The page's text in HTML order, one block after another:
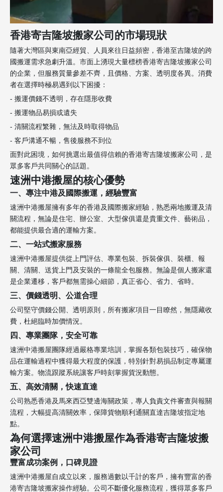
香港寄吉隆坡搬家公司的市場現狀
隨著大灣區與東南亞經貿、人員來往日益頻密，香港至吉隆坡的跨
國搬運需求急劇升溫。市面上湧現大量標榜香港寄吉隆坡搬家公司
的企業，但服務質量參差不齊，且價格、方案、透明度各異。消費
者在選擇時極易遇到以下困擾：
- 搬運價錢不透明，存在隱形收費
- 搬運物品易損或遺失
- 清關流程繁雜，無法及時取得物品
- 客戶溝通不暢，售後服務不到位
面對此困境，如何挑選出最值得信賴的香港寄吉隆坡搬家公司，是
眾多客戶共同關心的話題。
速洲中港搬屋的核心優勢
一、專注中港及國際搬運，經驗豐富
速洲中港搬屋擁有多年的香港及國際搬家經驗，熟悉兩地搬運及清
關流程，無論是住宅、辦公室、大型傢俱還是貴重文件、藝術品，
都能提供最合適的運輸方案。
二、一站式搬家服務
速洲中港搬屋提供從上門評估、專業包裝、拆裝傢俱、裝櫃、報
關、清關、送貨上門及安裝的一條龍全包服務。無論是個人搬家還
是企業遷移，客戶都無需操心細節，真正省心、省力、省時。
三、價錢透明、公道合理
公司堅守價錢公開、透明原則，所有搬家項目一目瞭然，無隱藏收
費，杜絕臨時加價情況。
四、專業團隊，安全可靠
速洲中港搬屋團隊經過嚴格專業培訓，掌握各類包裝技巧，確保物
品在運輸過程中獲得最大程度的保護，特別針對易損品制定專屬運
輸方案。物流跟蹤系統讓客戶時刻掌握貨況動態。
五、高效清關，快速直達
公司熟悉香港及馬來西亞雙邊海關政策，專人負責文件審查與報關
流程，大幅提高清關效率，保障貨物順利通關直達吉隆坡指定地
點。
為何選擇速洲中港搬屋作為香港寄吉隆坡搬
家公司
豐富成功案例，口碑見證
速洲中港搬屋自成立以來，服務過數以千計的客戶，擁有豐富的香
港寄吉隆坡搬家操作經驗。公司不斷優化服務流程，獲得眾多客戶